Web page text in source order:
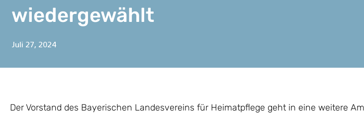
wiedergewählt
Juli 27, 2024
Der Vorstand des Bayerischen Landesvereins für Heimatpflege geht in eine weitere